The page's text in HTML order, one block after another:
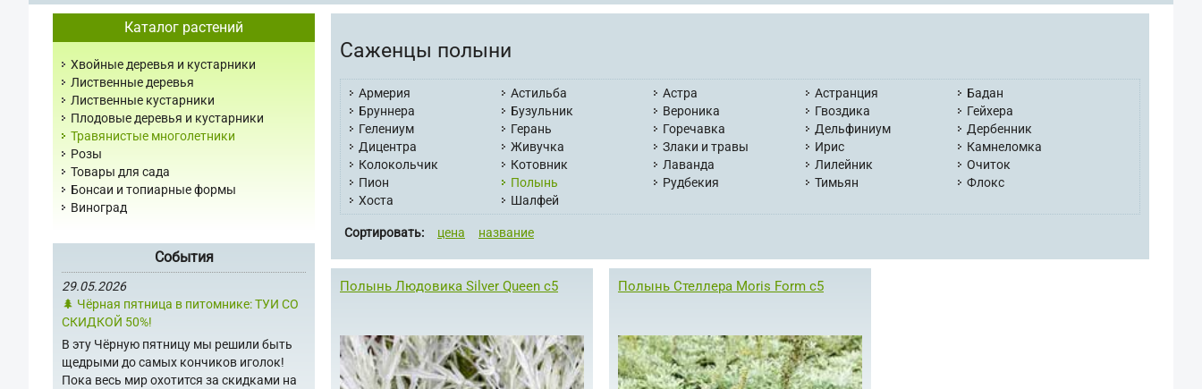
Каталог растений
Хвойные деревья и кустарники
Лиственные деревья
Лиственные кустарники
Плодовые деревья и кустарники
Травянистые многолетники
Розы
Товары для сада
Бонсаи и топиарные формы
Виноград
События
29.05.2026
🌲 Чёрная пятница в питомнике: ТУИ СО
СКИДКОЙ 50%!
В эту Чёрную пятницу мы решили быть
щедрыми до самых кончиков иголок!
Пока весь мир охотится за скидками на
Саженцы полыни
Армерия Астильба Астра Астранция
Бадан
Бруннера
Бузульник Вероника Гвоздика
Гейхера
Гелениум
Герань Горечавка Дельфиниум
Дербенник
Дицентра
Живучка Злаки и травы Ирис
Камнеломка
Колокольчик
Котовник Лаванда Лилейник
Очиток
Пион
Полынь Рудбекия Тимьян
Флокс
Хоста
Шалфей
Сортировать: цена название
Полынь Людовика Silver Queen с5 Полынь Стеллера Moris Form с5